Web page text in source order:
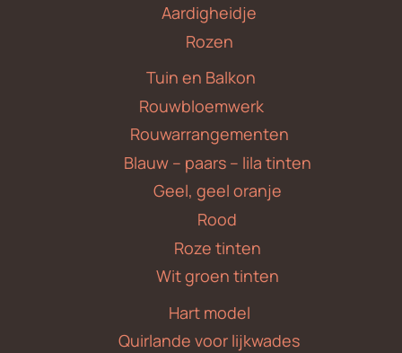
Aardigheidje
Rozen
Tuin en Balkon
Rouwbloemwerk
Rouwarrangementen
Blauw – paars – lila tinten
Geel, geel oranje
Rood
Roze tinten
Wit groen tinten
Hart model
Quirlande voor lijkwades